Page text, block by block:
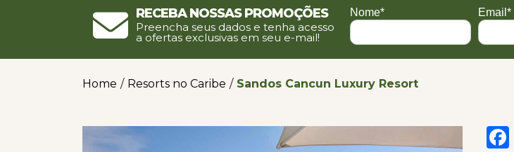
Receba nossas promoções
Preencha seus dados e tenha acesso
a ofertas exclusivas em seu e-mail!
Nome*
Email*
Home / Resorts no Caribe / Sandos Cancun Luxury Resort